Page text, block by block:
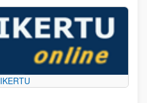
IKERTU